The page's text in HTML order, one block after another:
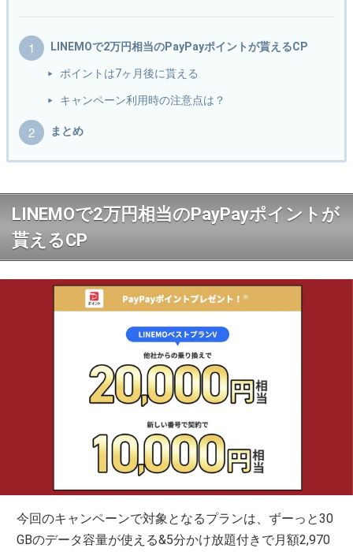
LINEMOで2万円相当のPayPayポイントが貰えるCP
ポイントは7ヶ月後に貰える
キャンペーン利用時の注意点は？
まとめ
LINEMOで2万円相当のPayPayポイントが
貰えるCP
今回のキャンペーンで対象となるプランは、ずーっと30
GBのデータ容量が使える&5分かけ放題付きで月額2,970